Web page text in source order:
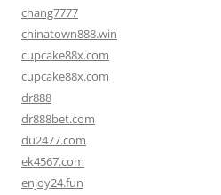
chang7777
chinatown888.win
cupcake88x.com
cupcake88x.com
dr888
dr888bet.com
du2477.com
ek4567.com
enjoy24.fun